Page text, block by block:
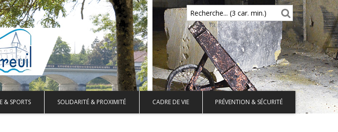
Recherche... (3 car. min.)
& SPORTS SOLIDARITÉ & PROXIMITÉ CADRE DE VIE PRÉVENTION & SÉCURITÉ